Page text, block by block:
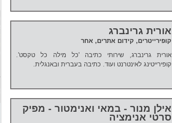
אורית גרינברג
קופירייטרים, קידום אתרים, אחר
אורית גרינברג, שירותי כתיבה 'כל מילה כל טקסט'.
קופירייטינג לאינטרנט ועוד. כתיבה בעברית ובאנגלית.
אילן מנור - במאי ואנימטור - מפיק
סרטי אנימציה